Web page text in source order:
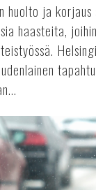
huolto ja
haasteita,